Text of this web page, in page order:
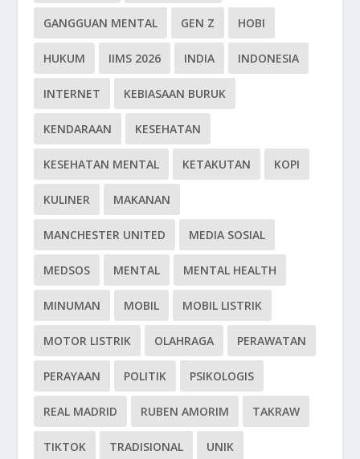
GANGGUAN MENTAL GEN Z HOBI
HUKUM IIMS 2026 INDIA INDONESIA
INTERNET KEBIASAAN BURUK
KENDARAAN KESEHATAN
KESEHATAN MENTAL KETAKUTAN KOPI
KULINER MAKANAN
MANCHESTER UNITED MEDIA SOSIAL
MEDSOS MENTAL MENTAL HEALTH
MINUMAN MOBIL MOBIL LISTRIK
MOTOR LISTRIK OLAHRAGA PERAWATAN
PERAYAAN POLITIK PSIKOLOGIS
REAL MADRID RUBEN AMORIM TAKRAW
TIKTOK TRADISIONAL UNIK